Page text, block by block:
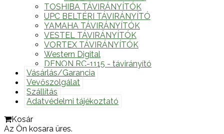
TOSHIBA TÁVIRÁNYÍTÓK
UPC BELTÉRI TÁVIRÁNYÍTÓ
YAMAHA TÁVIRÁNYÍTÓK
VESTEL TÁVIRÁNYÍTÓK
VORTEX TÁVIRÁNYÍTÓK
Western Digital
DENON RC-1115 - távirányító
Vásárlás/Garancia
Vevőszolgálat
Szállítás
Adatvédelmi tájékoztató
Kosár
Az Ön kosara üres.